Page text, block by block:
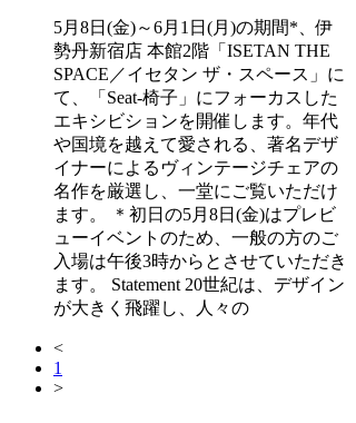
5月8日(金)～6月1日(月)の期間*、伊
勢丹新宿店 本館2階「ISETAN THE
SPACE／イセタン ザ・スペース」に
て、「Seat-椅子」にフォーカスした
エキシビションを開催します。年代
や国境を越えて愛される、著名デザ
イナーによるヴィンテージチェアの
名作を厳選し、一堂にご覧いただけ
ます。 ＊初日の5月8日(金)はプレビ
ューイベントのため、一般の方のご
入場は午後3時からとさせていただき
ます。 Statement 20世紀は、デザイン
が大きく飛躍し、人々の
<
1
>